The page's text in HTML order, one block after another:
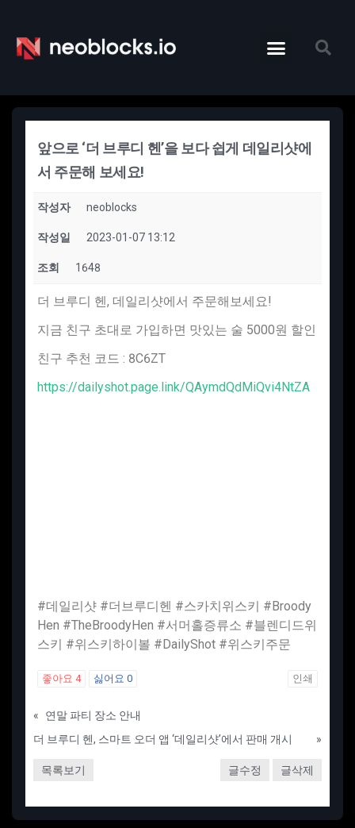
앞으로 ‘더 브루디 헨’을 보다 쉽게 데일리샷에
서 주문해 보세요!
작성자 neoblocks
작성일 2023-01-07 13:12
조회 1648
더 브루디 헨, 데일리샷에서 주문해보세요!
​지금 친구 초대로 가입하면 맛있는 술 5000원 할인
​친구 추천 코드 : 8C6ZT
https://dailyshot.page.link/QAymdQdMiQvi4NtZA
#데일리샷 #더브루디헨 #스카치위스키 #Broody
Hen #TheBroodyHen #서머홀증류소 #블렌디드위
스키 #위스키하이볼 #DailyShot #위스키주문
좋아요 4 싫어요 0 인쇄
«
연말 파티 장소 안내
더 브루디 헨, 스마트 오더 앱 ‘데일리샷’에서 판매 개시
»
목록보기 글수정 글삭제